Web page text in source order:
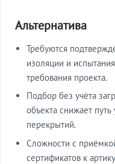
Альтернатива
Требуются
изоляции и
требования проекта.
Подбор без учёта
объекта снижает
перекрытий.
Сложности с
сертификатов к